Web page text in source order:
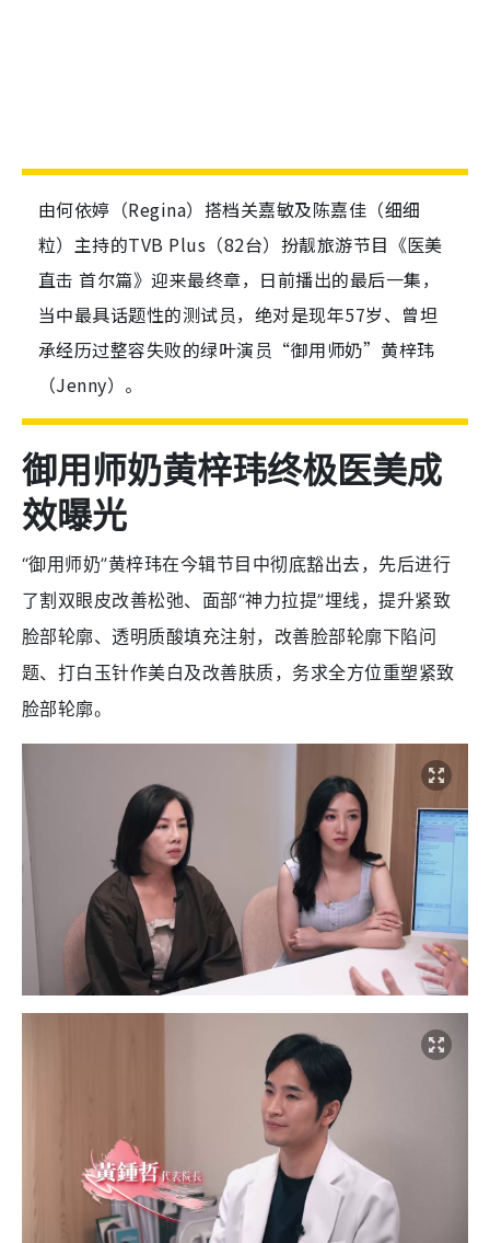
由何依婷（Regina）搭档关嘉敏及陈嘉佳（细细
粒）主持的TVB Plus（82台）扮靓旅游节目《医美
直击 首尔篇》迎来最终章，日前播出的最后一集，
当中最具话题性的测试员，绝对是现年57岁、曾坦
承经历过整容失败的绿叶演员“御用师奶”黄梓玮
（Jenny）。
御用师奶黄梓玮终极医美成
效曝光
“御用师奶”黄梓玮在今辑节目中彻底豁出去，先后进行
了割双眼皮改善松弛、面部“神力拉提”埋线，提升紧致
脸部轮廓、透明质酸填充注射，改善脸部轮廓下陷问
题、打白玉针作美白及改善肤质，务求全方位重塑紧致
脸部轮廓。